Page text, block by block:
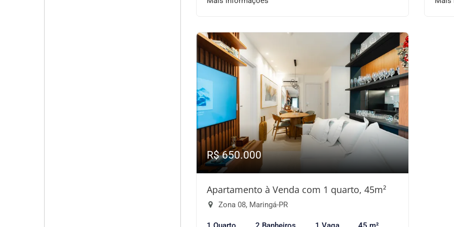
R$ 650.000
Apartamento à Venda com 1 quarto, 45m²
Zona 08, Maringá-PR